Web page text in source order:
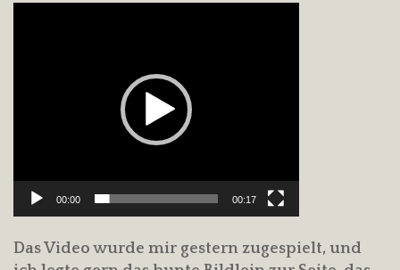
00:00 00:17
Das Video wurde mir gestern zugespielt, und